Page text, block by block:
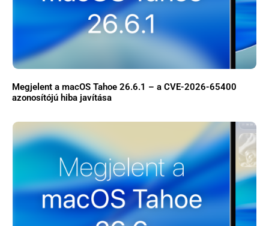
Megjelent a macOS Tahoe 26.6.1 – a CVE-2026-65400
azonosítójú hiba javítása